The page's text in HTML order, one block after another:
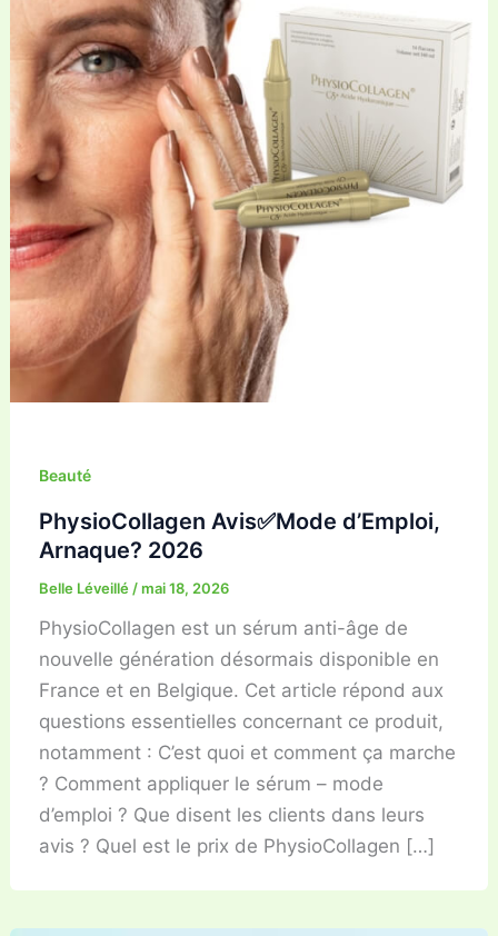
Beauté
PhysioCollagen Avis✅Mode d’Emploi,
Arnaque? 2026
Belle Léveillé /mai 18, 2026
PhysioCollagen est un sérum anti-âge de
nouvelle génération désormais disponible en
France et en Belgique. Cet article répond aux
questions essentielles concernant ce produit,
notamment : C’est quoi et comment ça marche
? Comment appliquer le sérum – mode
d’emploi ? Que disent les clients dans leurs
avis ? Quel est le prix de PhysioCollagen […]